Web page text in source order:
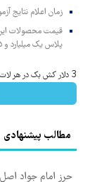
زمان اعلام نتایج
پلاس یک میلیارد و ۹۰۵ میلیون تومان
3 دلار کش بک در هر لات معاملاتی دریافت کنید
مطالب پیشنهادی
حرز امام جواد